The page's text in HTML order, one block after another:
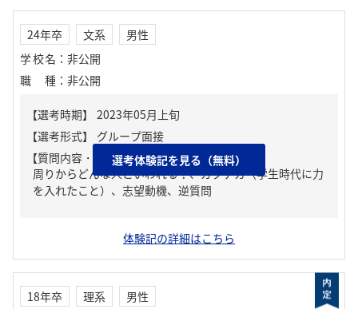
24年卒 文系
男性
学校名 ： 非公開
職種 ： 非公開
【質問内容・課題】
周りからどんな人といわれる？、ガクチカ（学生時代に力
を入れたこと）、志望動機、逆質問
選考体験記を見る（無料）
体験記の詳細はこちら
18年卒 理系
男性